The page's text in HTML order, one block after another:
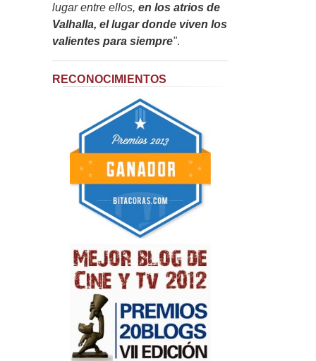
lugar entre ellos, en los atrios de
Valhalla, el lugar donde viven los
valientes para siempre".
RECONOCIMIENTOS